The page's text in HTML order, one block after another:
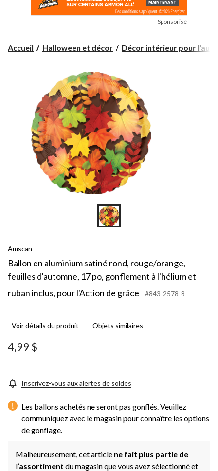
Sponsorisé
Accueil Halloween et décor Décor intérieur pour
Amscan
Ballon en aluminium satiné rond, rouge/orange,
feuilles d'automne, 17 po, gonflement à l'hélium et
ruban inclus, pour l'Action de grâce
#843-2578-8
Voir détails du produit Objets similaires
4,99 $
Inscrivez-vous aux alertes de soldes
Les ballons achetés ne seront pas gonflés. Veuillez
communiquez avec le magasin pour connaître les options
de gonflage.
Malheureusement, cet article ne fait plus partie de
l’assortiment du magasin que vous avez sélectionné et